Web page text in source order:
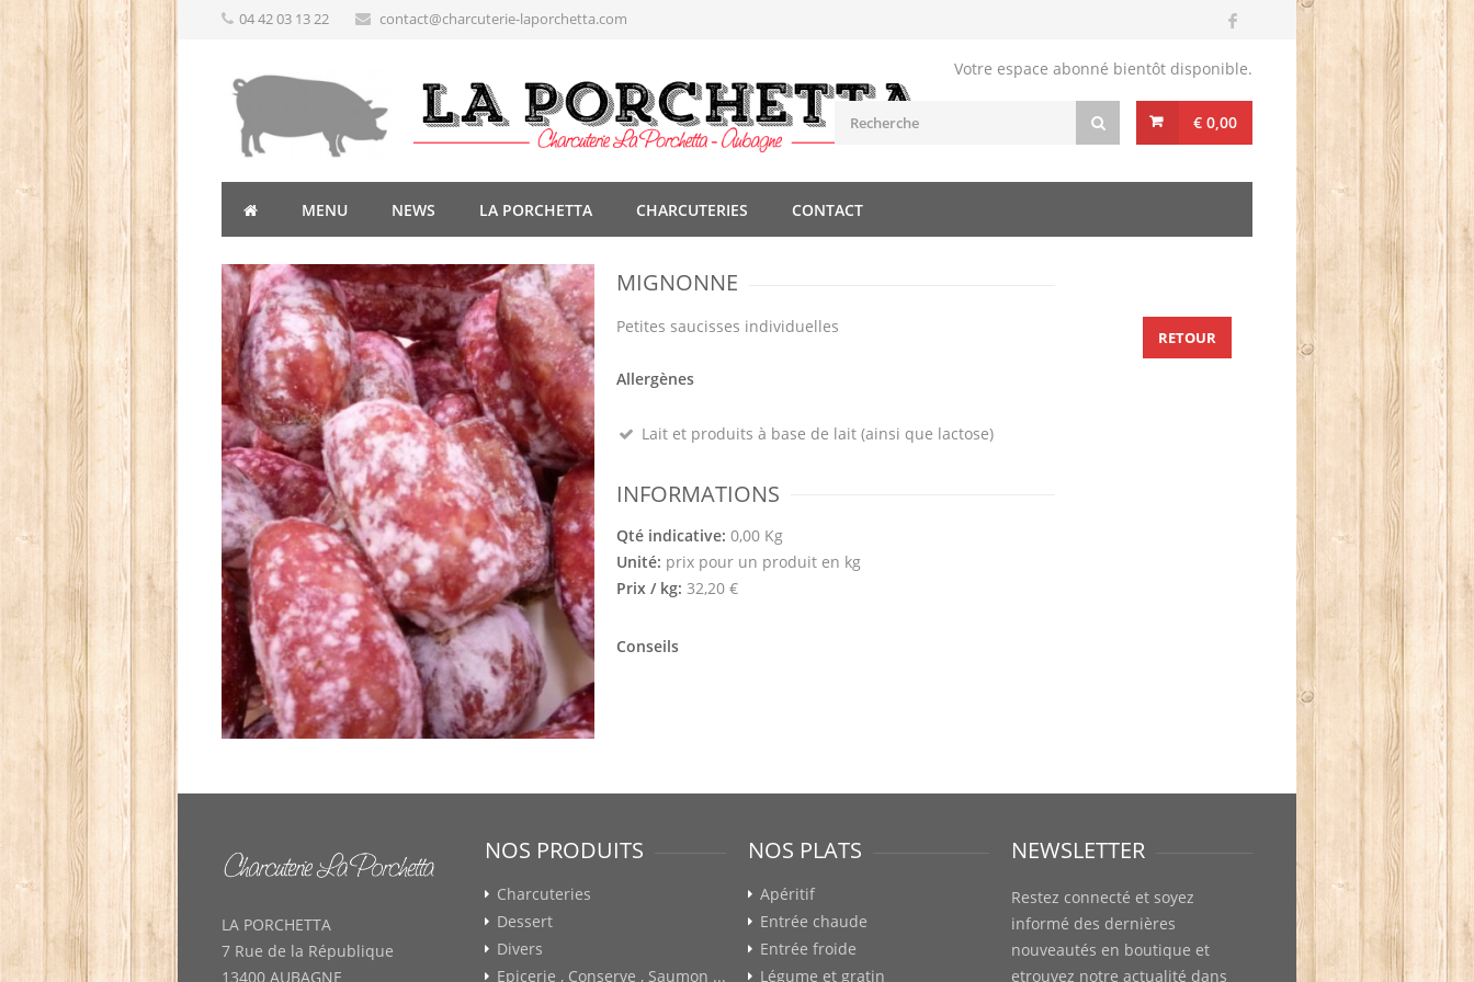
04 42 03 13 22 contact@charcuterie-laporchetta.com
Votre espace abonné bientôt disponible.
€ 0,00
MENU NEWS LA PORCHETTA CHARCUTERIES CONTACT
MIGNONNE
Petites saucisses individuelles
Allergènes
Lait et produits à base de lait (ainsi que lactose)
INFORMATIONS
Qté indicative: 0,00 Kg
Unité: prix pour un produit en kg
Prix / kg: 32,20 €
Conseils
RETOUR
LA PORCHETTA
7 Rue de la République
13400 AUBAGNE
NOS PRODUITS
Charcuteries
Dessert
Divers
Epicerie , Conserve , Saumon ...
NOS PLATS
Apéritif
Entrée chaude
Entrée froide
Légume et gratin
NEWSLETTER
Restez connecté et soyez
informé des dernières
nouveautés en boutique et
etrouvez notre actualité dans